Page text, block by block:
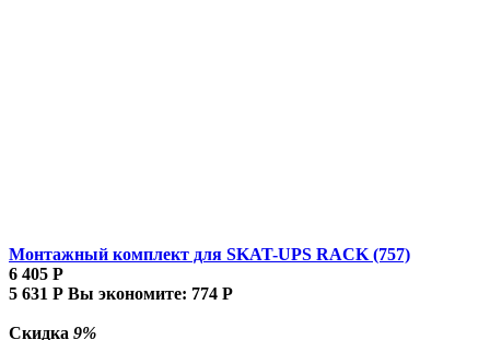
Монтажный комплект для SKAT-UPS RACK (757)
6 405 Р
5 631 Р Вы экономите: 774 Р
Скидка 9%